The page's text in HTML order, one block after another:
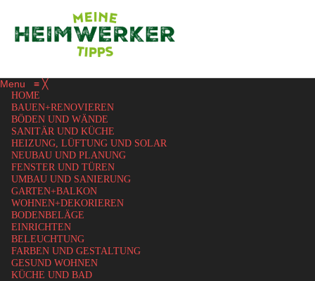
Menu ≡ ╳
HOME
BAUEN+RENOVIEREN
BÖDEN UND WÄNDE
SANITÄR UND KÜCHE
HEIZUNG, LÜFTUNG UND SOLAR
NEUBAU UND PLANUNG
FENSTER UND TÜREN
UMBAU UND SANIERUNG
GARTEN+BALKON
WOHNEN+DEKORIEREN
BODENBELÄGE
EINRICHTEN
BELEUCHTUNG
FARBEN UND GESTALTUNG
GESUND WOHNEN
KÜCHE UND BAD